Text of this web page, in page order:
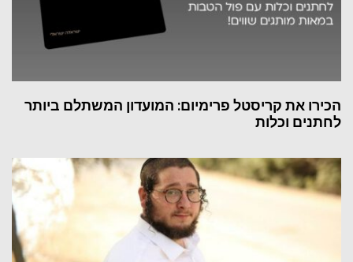
הכירו את קריסטל פרימיום: המועדון המשתלם ביותר
לחתנים וכלות